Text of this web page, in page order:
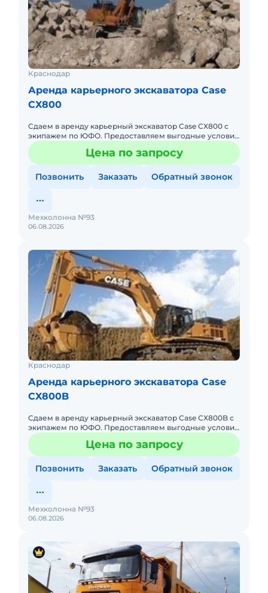
Краснодар
Аренда карьерного экскаватора Case
CX800
Сдаем в аренду карьерный экскаватор Case CX800 с
экипажем по ЮФО. Предоставляем выгодные условия
для аренды карьерного экскаватора Case CX800 в
Южном федеральноЦена по запросу
Позвонить Заказать Обратный звонок
06.08.2026
Мехколонна №93
Краснодар
Аренда карьерного экскаватора Case
CX800B
Сдаем в аренду карьерный экскаватор Case CX800B с
экипажем по ЮФО. Предоставляем выгодные условия
для аренды карьерного экскаватор Case CX800B в
Южном федеральнЦена по запросу
Позвонить Заказать Обратный звонок
06.08.2026
Мехколонна №93